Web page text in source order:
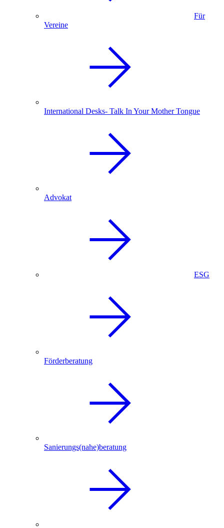
Für
Vereine
International Desks- Talk In Your Mother Tongue
Advokat
ESG
Förderberatung
Sanierungs(nahe)beratung